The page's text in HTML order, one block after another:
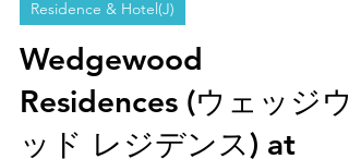
Residence & Hotel(J)
Wedgewood
Residences (ウェッジウ